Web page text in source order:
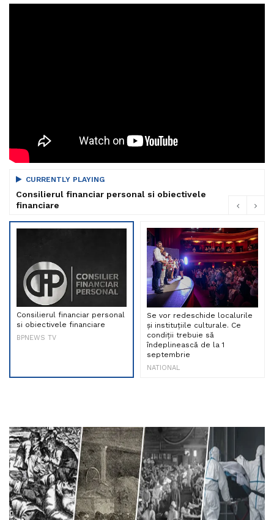
CURRENTLY PLAYING
Consilierul financiar personal si obiectivele
financiare
Consilierul financiar personal
si obiectivele financiare
BPNEWS TV
Se vor redeschide localurile
și instituțiile culturale. Ce
condiții trebuie să
îndeplinească de la 1
septembrie
NATIONAL